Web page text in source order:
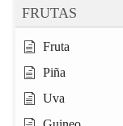
FRUTAS
Fruta
Piña
Uva